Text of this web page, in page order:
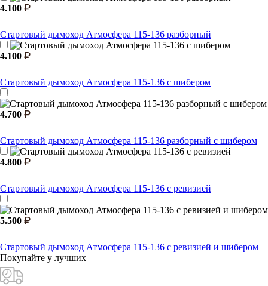
4.100
Стартовый дымоход Атмосфера 115-136 разборный
4.100
Стартовый дымоход Атмосфера 115-136 с шибером
4.700
Стартовый дымоход Атмосфера 115-136 разборный с шибером
4.800
Стартовый дымоход Атмосфера 115-136 с ревизией
5.500
Стартовый дымоход Атмосфера 115-136 с ревизией и шибером
Покупайте у лучших